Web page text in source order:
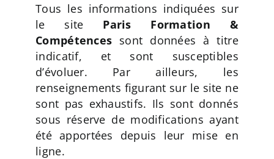
Tous les informations indiquées sur
le site Paris Formation &
Compétences sont données à titre
indicatif, et sont susceptibles
d’évoluer. Par ailleurs, les
renseignements figurant sur le site ne
sont pas exhaustifs. Ils sont donnés
sous réserve de modifications ayant
été apportées depuis leur mise en
ligne.